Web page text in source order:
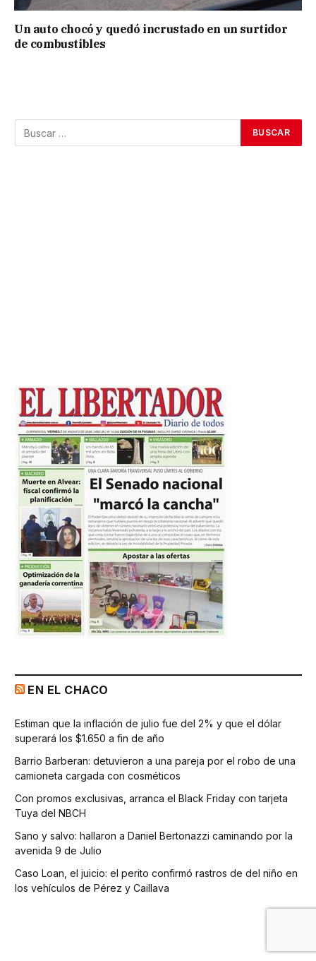
Un auto chocó y quedó incrustado en un surtidor
de combustibles
EN EL CHACO
Estiman que la inflación de julio fue del 2% y que el dólar
superará los $1.650 a fin de año
Barrio Barberan: detuvieron a una pareja por el robo de una
camioneta cargada con cosméticos
Con promos exclusivas, arranca el Black Friday con tarjeta
Tuya del NBCH
Sano y salvo: hallaron a Daniel Bertonazzi caminando por la
avenida 9 de Julio
Caso Loan, el juicio: el perito confirmó rastros de del niño en
los vehículos de Pérez y Caillava